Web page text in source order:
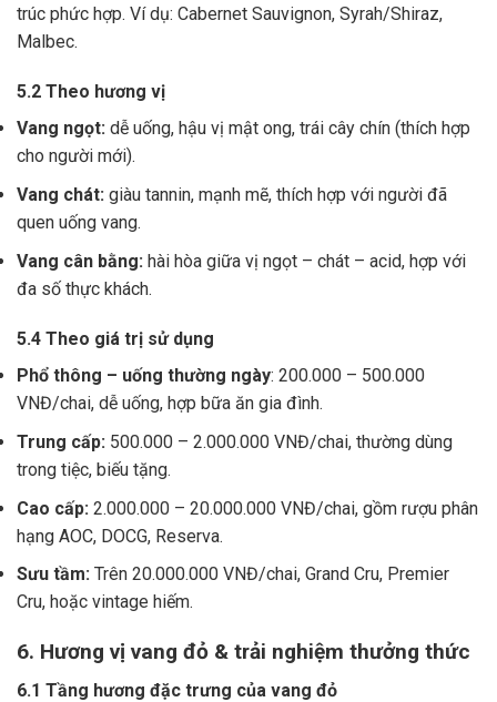
trúc phức hợp. Ví dụ: Cabernet Sauvignon, Syrah/Shiraz,
Malbec.
5.2 Theo hương vị
Vang ngọt: dễ uống, hậu vị mật ong, trái cây chín (thích hợp
cho người mới).
Vang chát: giàu tannin, mạnh mẽ, thích hợp với người đã
quen uống vang.
Vang cân bằng: hài hòa giữa vị ngọt – chát – acid, hợp với
đa số thực khách.
5.4 Theo giá trị sử dụng
Phổ thông – uống thường ngày: 200.000 – 500.000
VNĐ/chai, dễ uống, hợp bữa ăn gia đình.
Trung cấp: 500.000 – 2.000.000 VNĐ/chai, thường dùng
trong tiệc, biếu tặng.
Cao cấp: 2.000.000 – 20.000.000 VNĐ/chai, gồm rượu phân
hạng AOC, DOCG, Reserva.
Sưu tầm: Trên 20.000.000 VNĐ/chai, Grand Cru, Premier
Cru, hoặc vintage hiếm.
6. Hương vị vang đỏ & trải nghiệm thưởng thức
6.1 Tầng hương đặc trưng của vang đỏ